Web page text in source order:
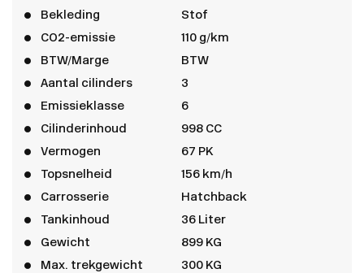
Bekleding
Stof
CO2-emissie
110 g/km
BTW/Marge
BTW
Aantal cilinders
3
Emissieklasse
6
Cilinderinhoud
998 CC
Vermogen
67 PK
Topsnelheid
156 km/h
Carrosserie
Hatchback
Tankinhoud
36 Liter
Gewicht
899 KG
Max. trekgewicht
300 KG